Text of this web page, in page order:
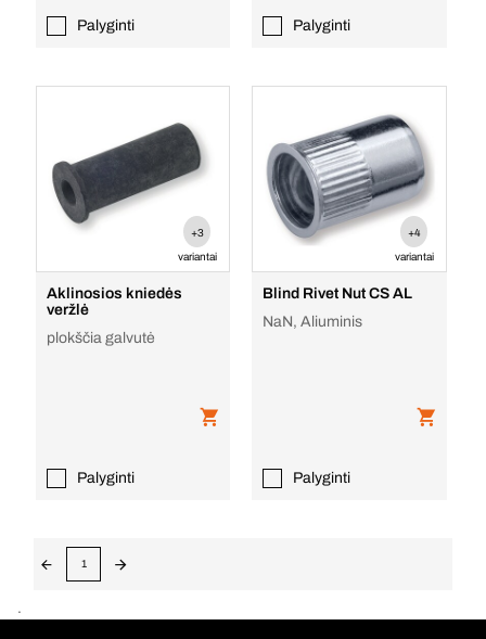
Palyginti Palyginti
+3
variantai
Aklinosios kniedės
veržlė
plokščia galvutė
Palyginti
+4
variantai
Blind Rivet Nut CS AL
NaN, Aliuminis
Palyginti
1
.